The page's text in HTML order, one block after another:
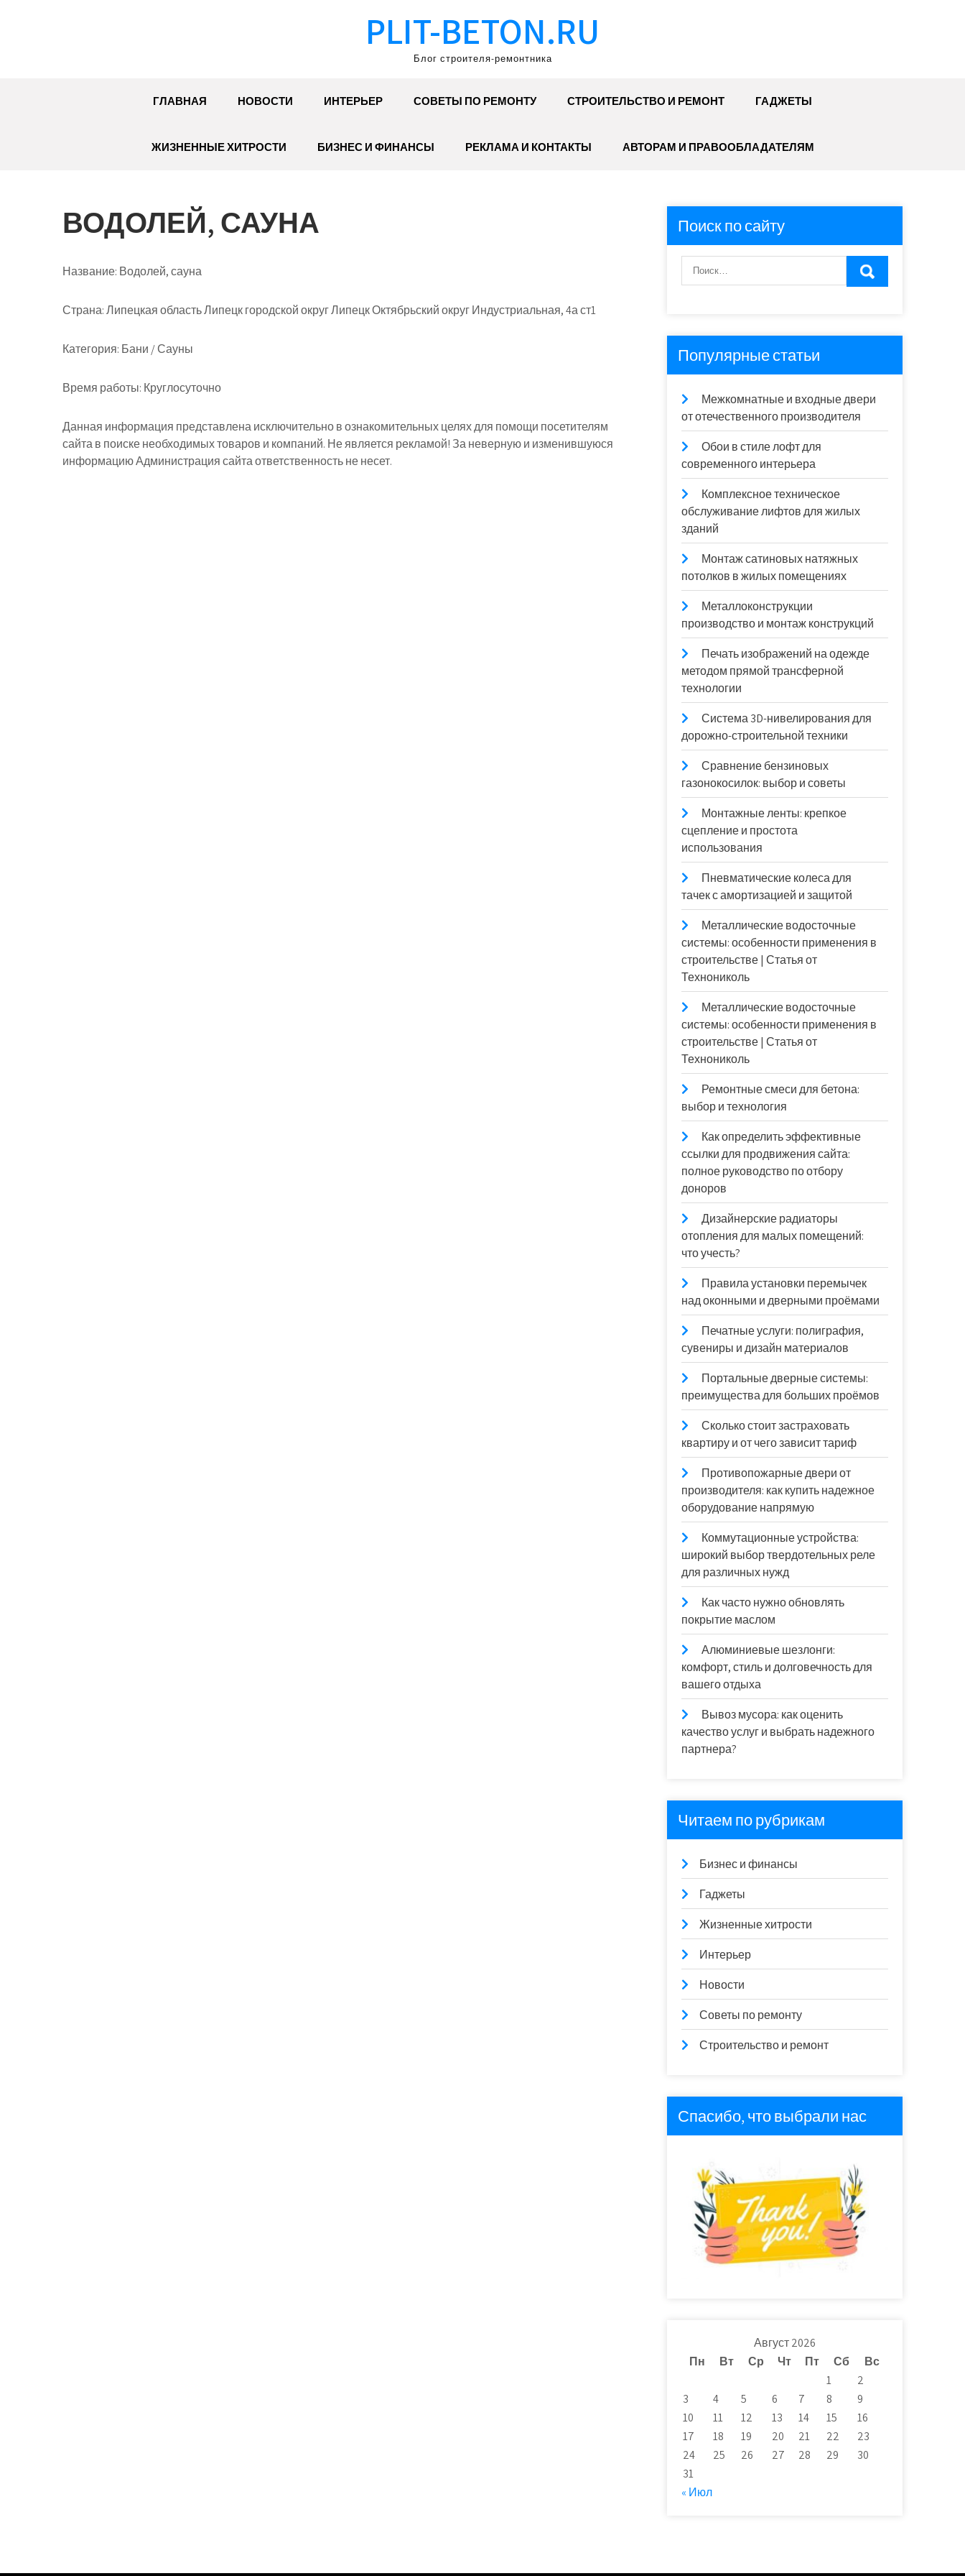
PLIT-BETON.RU
Блог строителя-ремонтника
ГЛАВНАЯ НОВОСТИ ИНТЕРЬЕР СОВЕТЫ ПО РЕМОНТУ СТРОИТЕЛЬСТВО И РЕМОНТ ГАДЖЕТЫ
ЖИЗНЕННЫЕ ХИТРОСТИ БИЗНЕС И ФИНАНСЫ РЕКЛАМА И КОНТАКТЫ АВТОРАМ И ПРАВООБЛАДАТЕЛЯМ
ВОДОЛЕЙ, САУНА
Название: Водолей, сауна
Страна:Липецкая область Липецк городской округ Липецк Октябрьский округ Индустриальная, 4а ст1
Категория: Бани / Сауны
Время работы: Круглосуточно
Данная информация представлена исключительно в ознакомительных целях для помощи посетителям
сайта в поиске необходимых товаров и компаний. Не является рекламой! За неверную и изменившуюся
информацию Администрация сайта ответственность не несет.
Поиск по сайту
Популярные статьи
Межкомнатные и входные двери
от отечественного производителя
Обои в стиле лофт для
современного интерьера
Комплексное техническое
обслуживание лифтов для жилых
зданий
Монтаж сатиновых натяжных
потолков в жилых помещениях
Металлоконструкции
производство и монтаж конструкций
Печать изображений на одежде
методом прямой трансферной
технологии
Система 3D-нивелирования для
дорожно-строительной техники
Сравнение бензиновых
газонокосилок: выбор и советы
Монтажные ленты: крепкое
сцепление и простота
использования
Пневматические колеса для
тачек с амортизацией и защитой
Металлические водосточные
системы: особенности применения в
строительстве | Статья от
Технониколь
Металлические водосточные
системы: особенности применения в
строительстве | Статья от
Технониколь
Ремонтные смеси для бетона:
выбор и технология
Как определить эффективные
ссылки для продвижения сайта:
полное руководство по отбору
доноров
Дизайнерские радиаторы
отопления для малых помещений:
что учесть?
Правила установки перемычек
над оконными и дверными проёмами
Печатные услуги: полиграфия,
сувениры и дизайн материалов
Портальные дверные системы:
преимущества для больших проёмов
Сколько стоит застраховать
квартиру и от чего зависит тариф
Противопожарные двери от
производителя: как купить надежное
оборудование напрямую
Коммутационные устройства:
широкий выбор твердотельных реле
для различных нужд
Как часто нужно обновлять
покрытие маслом
Алюминиевые шезлонги:
комфорт, стиль и долговечность для
вашего отдыха
Вывоз мусора: как оценить
качество услуг и выбрать надежного
партнера?
Читаем по рубрикам
Бизнес и финансы
Гаджеты
Жизненные хитрости
Интерьер
Новости
Советы по ремонту
Строительство и ремонт
Спасибо, что выбрали нас
Август 2026
Пн
Вт Ср Чт Пт Сб
Вс
1
2
3
4 5 6 7 8
9
10
11 12 13 14 15
16
17
18 19 20 21 22
23
24
25 26 27 28 29
30
31
« Июл